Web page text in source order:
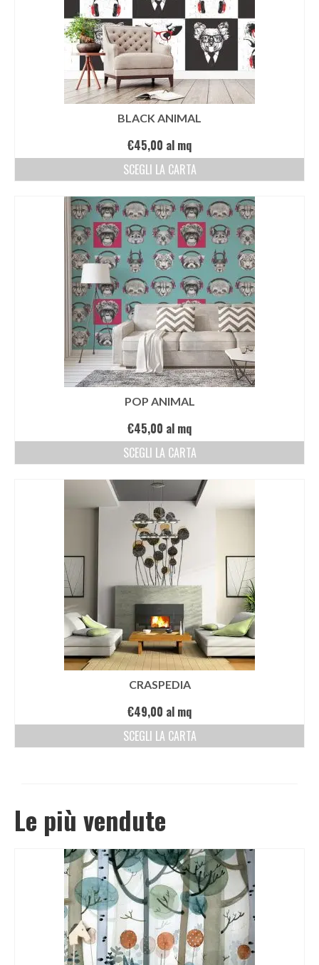
BLACK ANIMAL
€45,00 al mq
SCEGLI LA CARTA
POP ANIMAL
€45,00 al mq
SCEGLI LA CARTA
CRASPEDIA
€49,00 al mq
SCEGLI LA CARTA
Le più vendute